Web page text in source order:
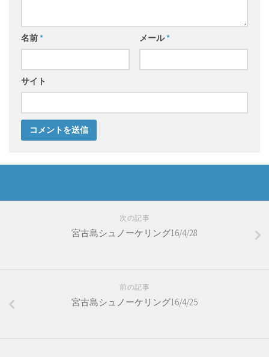
名前* メール*
サイト
次の記事
宮古島シュノーケリング16/4/28
前の記事
宮古島シュノーケリング16/4/25